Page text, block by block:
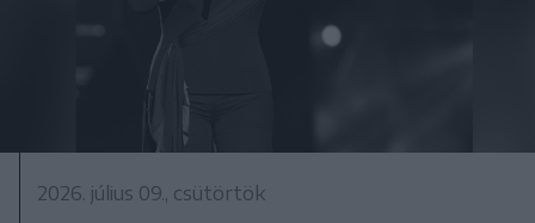
2026. július 09., csütörtök